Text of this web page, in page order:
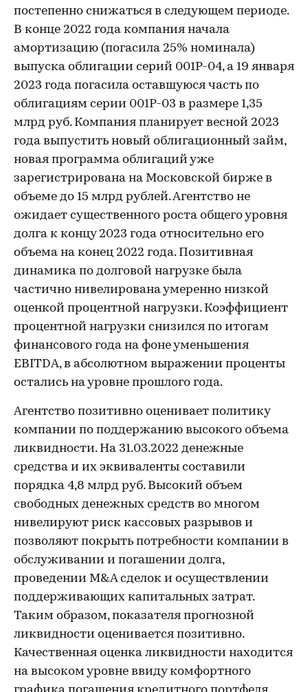
постепенно снижаться в следующем периоде.
В конце 2022 года компания начала
амортизацию (погасила 25% номинала)
выпуска облигации серий 001Р-04, а 19 января
2023 года погасила оставшуюся часть по
облигациям серии 001Р-03 в размере 1,35
млрд руб. Компания планирует весной 2023
года выпустить новый облигационный займ,
новая программа облигаций уже
зарегистрирована на Московской бирже в
объеме до 15 млрд рублей. Агентство не
ожидает существенного роста общего уровня
долга к концу 2023 года относительно его
объема на конец 2022 года. Позитивная
динамика по долговой нагрузке была
частично нивелирована умеренно низкой
оценкой процентной нагрузки. Коэффициент
процентной нагрузки снизился по итогам
финансового года на фоне уменьшения
EBITDA, в абсолютном выражении проценты
остались на уровне прошлого года.
Агентство позитивно оценивает политику
компании по поддержанию высокого объема
ликвидности. На 31.03.2022 денежные
средства и их эквиваленты составили
порядка 4,8 млрд руб. Высокий объем
свободных денежных средств во многом
нивелируют риск кассовых разрывов и
позволяют покрыть потребности компании в
обслуживании и погашении долга,
проведении M&A сделок и осуществлении
поддерживающих капитальных затрат.
Таким образом, показателя прогнозной
ликвидности оценивается позитивно.
Качественная оценка ликвидности находится
на высоком уровне ввиду комфортного